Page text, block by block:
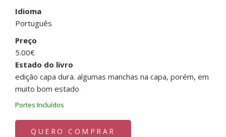
Idioma
Português
Preço
5.00€
Estado do livro
edição capa dura. algumas manchas na capa, porém, em
muito bom estado
Portes Incluídos
QUERO COMPRAR